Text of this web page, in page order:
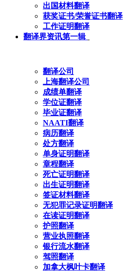
出国材料翻译
获奖证书/荣誉证书翻译
工作证明翻译
翻译界资讯第一辑
翻译公司
上海翻译公司
成绩单翻译
学位证翻译
毕业证翻译
NAATI翻译
病历翻译
处方翻译
单身证明翻译
章程翻译
死亡证明翻译
出生证明翻译
签证材料翻译
无犯罪记录证明翻译
在读证明翻译
护照翻译
营业执照翻译
银行流水翻译
驾照翻译
加拿大枫叶卡翻译